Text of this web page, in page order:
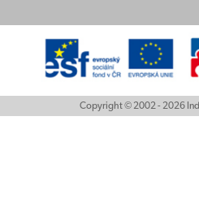
Copyright © 2002 - 2026